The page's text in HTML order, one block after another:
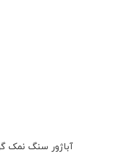
آباژور سنگ نمک